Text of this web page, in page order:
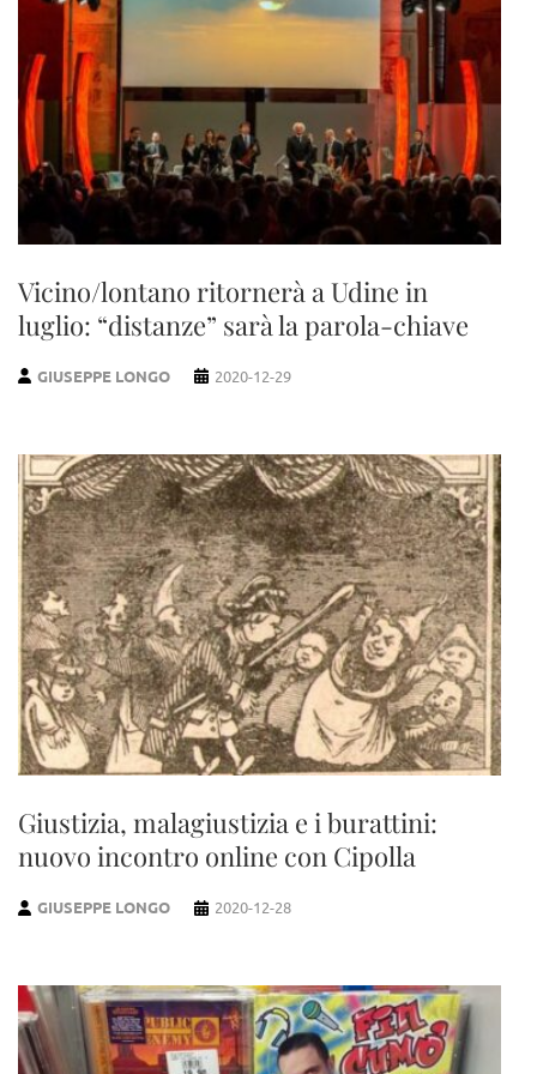
Vicino/lontano ritornerà a Udine in
luglio: “distanze” sarà la parola-chiave
GIUSEPPE LONGO 2020-12-29
Giustizia, malagiustizia e i burattini:
nuovo incontro online con Cipolla
GIUSEPPE LONGO 2020-12-28